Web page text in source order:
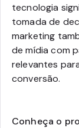
tecnologia
tomada de
marketing
de mídia com
relevantes
conversão.
Conheça o